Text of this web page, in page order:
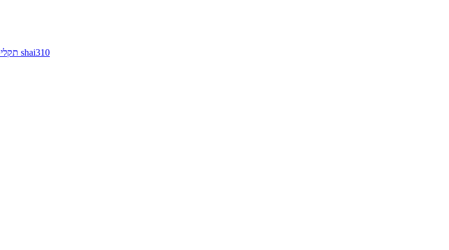
תקליטים למכירה..ברי סחרוֹף, ז׳אן קונפליקט, כרומוזום, מינימל קומפקט, רמי פורטיס מאת shai310